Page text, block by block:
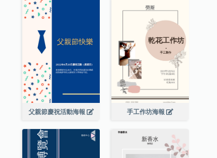
父親節慶祝活動海報 手工作坊海報